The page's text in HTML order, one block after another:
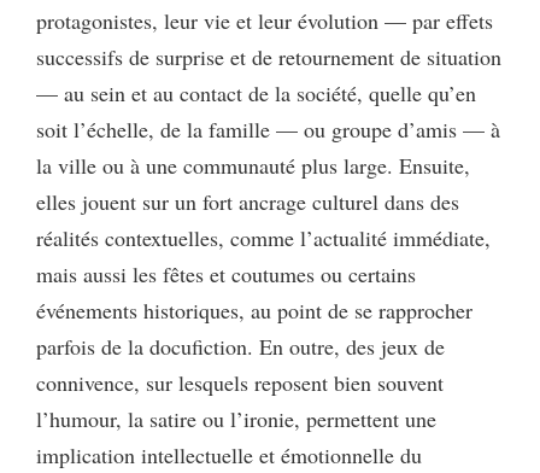
protagonistes, leur vie et leur évolution — par effets
successifs de surprise et de retournement de situation
— au sein et au contact de la société, quelle qu’en
soit l’échelle, de la famille — ou groupe d’amis — à
la ville ou à une communauté plus large. Ensuite,
elles jouent sur un fort ancrage culturel dans des
réalités contextuelles, comme l’actualité immédiate,
mais aussi les fêtes et coutumes ou certains
événements historiques, au point de se rapprocher
parfois de la docufiction. En outre, des jeux de
connivence, sur lesquels reposent bien souvent
l’humour, la satire ou l’ironie, permettent une
implication intellectuelle et émotionnelle du